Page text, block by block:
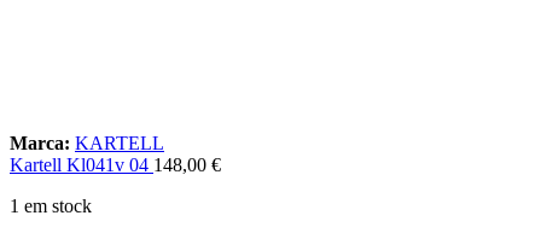
Marca: KARTELL
Kartell Kl041v 04 148,00 €
1 em stock